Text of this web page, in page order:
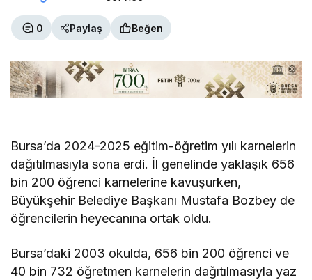
0 Paylaş Beğen
Bursa’da 2024-2025 eğitim-öğretim yılı karnelerin
dağıtılmasıyla sona erdi. İl genelinde yaklaşık 656
bin 200 öğrenci karnelerine kavuşurken,
Büyükşehir Belediye Başkanı Mustafa Bozbey de
öğrencilerin heyecanına ortak oldu.
Bursa’daki 2003 okulda, 656 bin 200 öğrenci ve
40 bin 732 öğretmen karnelerin dağıtılmasıyla yaz